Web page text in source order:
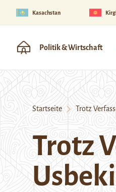
Kasachstan
Politik & Wirtschaft
Startseite Trotz
Trotz